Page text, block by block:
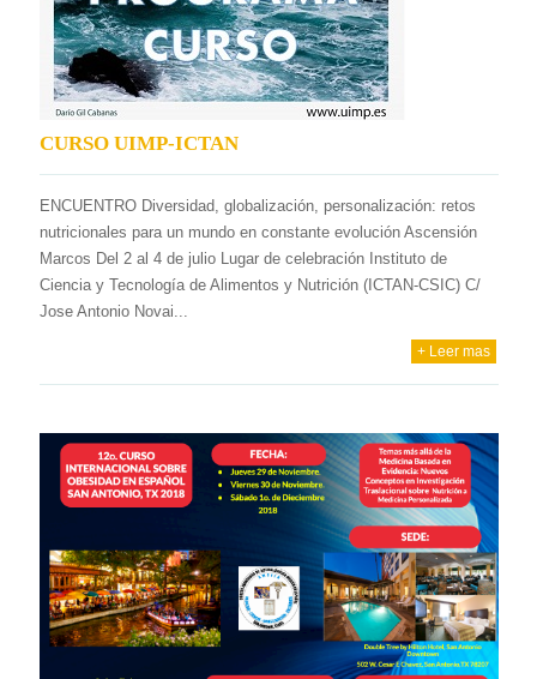
CURSO UIMP-ICTAN
ENCUENTRO Diversidad, globalización, personalización: retos
nutricionales para un mundo en constante evolución Ascensión
Marcos Del 2 al 4 de julio Lugar de celebración Instituto de
Ciencia y Tecnología de Alimentos y Nutrición (ICTAN-CSIC) C/
Jose Antonio Novai...
+ Leer mas